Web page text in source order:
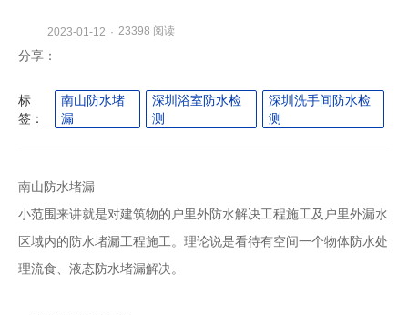
2023-01-12 · 23398 阅读
分享：
标
签：
南山防水堵
漏
深圳浴室防水检
测
深圳洗手间防水检
测
南山防水堵漏
小范围来讲就是对建筑物的户里外防水解决工程施工及户里外漏水
区域内的防水堵漏工程施工。理论说是看待有空间一个物体防水处
理流食、液态防水堵漏解决。